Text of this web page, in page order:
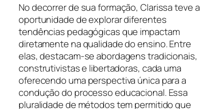
No decorrer de sua formação, Clarissa teve a
oportunidade de explorar diferentes
tendências pedagógicas que impactam
diretamente na qualidade do ensino. Entre
elas, destacam-se abordagens tradicionais,
construtivistas e libertadoras, cada uma
oferecendo uma perspectiva única para a
condução do processo educacional. Essa
pluralidade de métodos tem permitido que